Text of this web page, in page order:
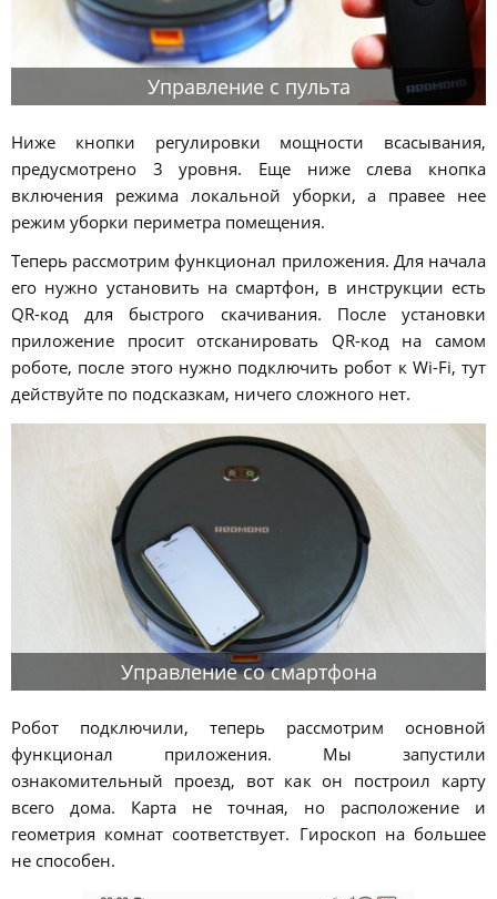
Управление с пульта
Ниже кнопки регулировки мощности всасывания,
предусмотрено 3 уровня. Еще ниже слева кнопка
включения режима локальной уборки, а правее нее
режим уборки периметра помещения.
Теперь рассмотрим функционал приложения. Для начала
его нужно установить на смартфон, в инструкции есть
QR-код для быстрого скачивания. После установки
приложение просит отсканировать QR-код на самом
роботе, после этого нужно подключить робот к Wi-Fi, тут
действуйте по подсказкам, ничего сложного нет.
Управление со смартфона
Робот подключили, теперь рассмотрим основной
функционал приложения. Мы запустили
ознакомительный проезд, вот как он построил карту
всего дома. Карта не точная, но расположение и
геометрия комнат соответствует. Гироскоп на большее
не способен.